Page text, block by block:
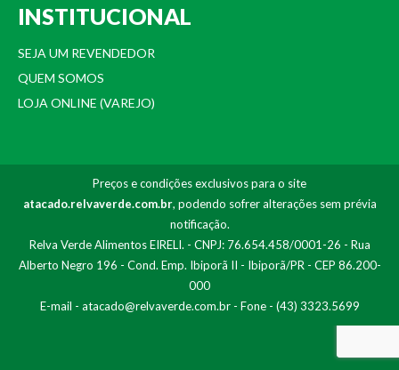
INSTITUCIONAL
SEJA UM REVENDEDOR
QUEM SOMOS
LOJA ONLINE (VAREJO)
Preços e condições exclusivos para o site
atacado.relvaverde.com.br, podendo sofrer alterações sem prévia
notificação.
Relva Verde Alimentos EIRELI. - CNPJ: 76.654.458/0001-26 - Rua
Alberto Negro 196 - Cond. Emp. Ibiporã II - Ibiporã/PR - CEP 86.200-
000
E-mail - atacado@relvaverde.com.br- Fone - (43) 3323.5699